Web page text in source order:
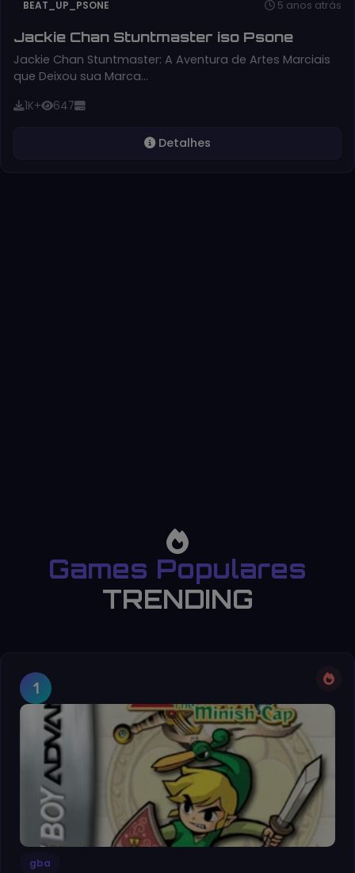
BEAT_UP_PSONE 5 anos atrás
Jackie Chan Stuntmaster iso Psone
Jackie Chan Stuntmaster: A Aventura de Artes Marciais
que Deixou sua Marca…
1K+ 647
Detalhes
Games Populares
TRENDING
1
gba